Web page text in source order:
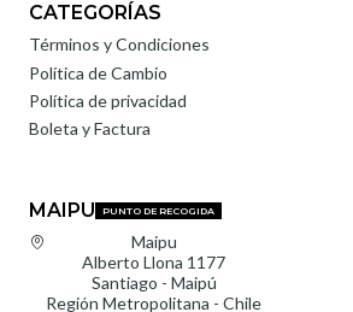
CATEGORÍAS
Términos y Condiciones
Política de Cambio
Política de privacidad
Boleta y Factura
MAIPU PUNTO DE RECOGIDA
Maipu
Alberto Llona 1177
Santiago - Maipú
Región Metropolitana - Chile